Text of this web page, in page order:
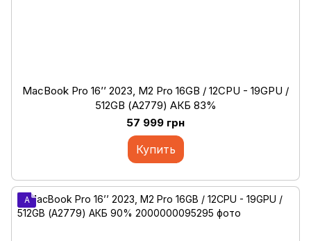
MacBook Pro 16’’ 2023, M2 Pro 16GB / 12CPU - 19GPU /
512GB (А2779) АКБ 83%
57 999 грн
Купить
A